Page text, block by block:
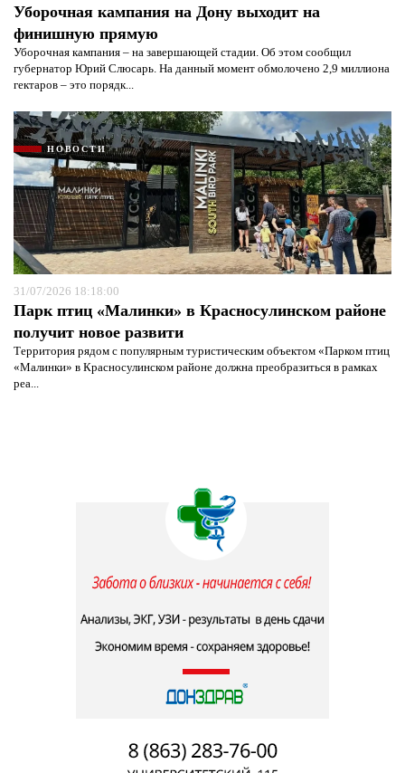
Уборочная кампания на Дону выходит на
финишную прямую
Уборочная кампания – на завершающей стадии. Об этом сообщил
губернатор Юрий Слюсарь. На данный момент обмолочено 2,9 миллиона
гектаров – это порядк...
НОВОСТИ
31/07/2026 18:18:00
Парк птиц «Малинки» в Красносулинском районе
получит новое развити
Территория рядом с популярным туристическим объектом «Парком птиц
«Малинки» в Красносулинском районе должна преобразиться в рамках
реа...